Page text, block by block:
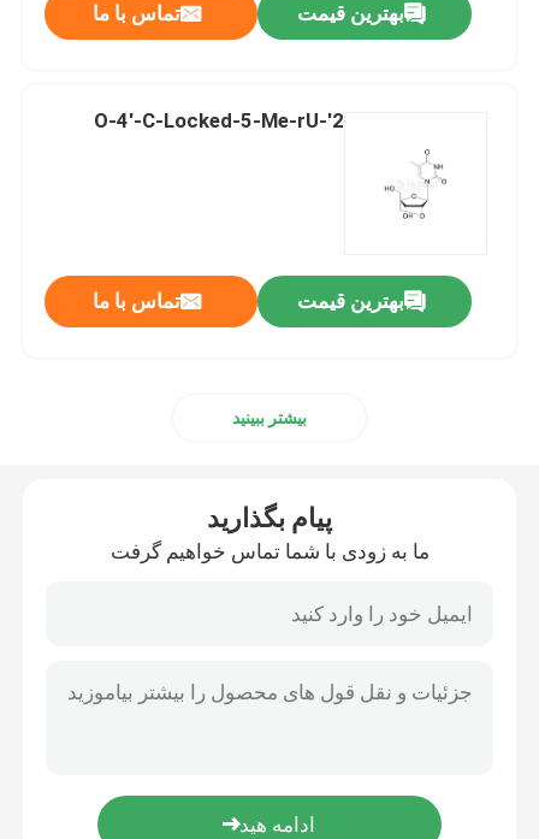
بهترین قیمت تماس با ما
2'-O-4'-C-Locked-5-Me-rU
بهترین قیمت تماس با ما
بیشتر ببینید
پیام بگذارید
ما به زودی با شما تماس خواهیم گرفت